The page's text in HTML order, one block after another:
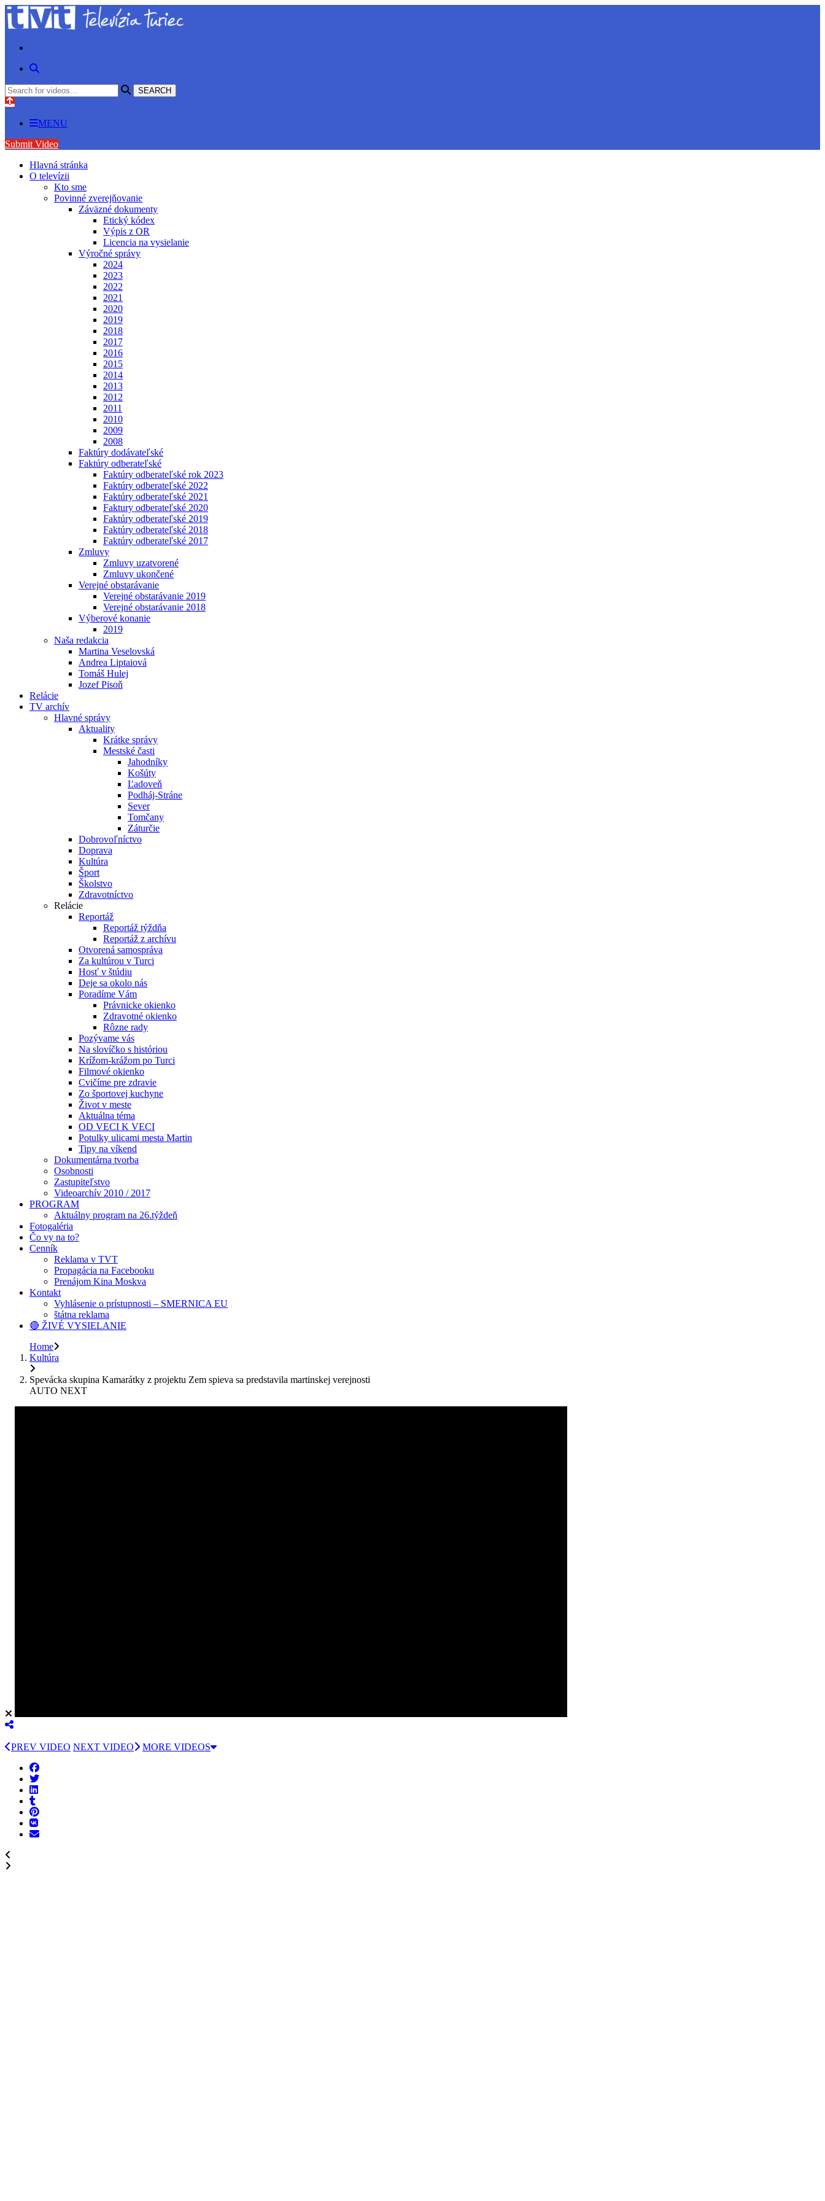
MENU
Submit Video
Hlavná stránka
O televízii
Kto sme
Povinné zverejňovanie
Záväzné dokumenty
Etický kódex
Výpis z OR
Licencia na vysielanie
Výročné správy
2024
2023
2022
2021
2020
2019
2018
2017
2016
2015
2014
2013
2012
2011
2010
2009
2008
Faktúry dodávateľské
Faktúry odberateľské
Faktúry odberateľské rok 2023
Faktúry odberateľské 2022
Faktúry odberateľské 2021
Faktury odberateľské 2020
Faktúry odberateľské 2019
Faktúry odberateľské 2018
Faktúry odberateľské 2017
Zmluvy
Zmluvy uzatvorené
Zmluvy ukončené
Verejné obstarávanie
Verejné obstarávanie 2019
Verejné obstarávanie 2018
Výberové konanie
2019
Naša redakcia
Martina Veselovská
Andrea Liptaiová
Tomáš Hulej
Jozef Pisoň
Relácie
TV archív
Hlavné správy
Aktuality
Krátke správy
Mestské časti
Jahodníky
Košúty
Ľadoveň
Podháj-Stráne
Sever
Tomčany
Záturčie
Dobrovoľníctvo
Doprava
Kultúra
Šport
Školstvo
Zdravotníctvo
Relácie
Reportáž
Reportáž týždňa
Reportáž z archívu
Otvorená samospráva
Za kultúrou v Turci
Hosť v štúdiu
Deje sa okolo nás
Poradíme Vám
Právnicke okienko
Zdravotné okienko
Rôzne rady
Pozývame vás
Na slovíčko s históriou
Krížom-krážom po Turci
Filmové okienko
Cvičíme pre zdravie
Zo športovej kuchyne
Život v meste
Aktuálna téma
OD VECI K VECI
Potulky ulicami mesta Martin
Tipy na víkend
Dokumentárna tvorba
Osobnosti
Zastupiteľstvo
Videoarchív 2010 / 2017
PROGRAM
Aktuálny program na 26.týždeň
Fotogaléria
Čo vy na to?
Cenník
Reklama v TVT
Propagácia na Facebooku
Prenájom Kina Moskva
Kontakt
Vyhlásenie o prístupnosti – SMERNICA EU
štátna reklama
🔴 ŽIVÉ VYSIELANIE
Home
Kultúra
Spevácka skupina Kamarátky z projektu Zem spieva sa predstavila martinskej verejnosti
AUTO NEXT
PREV VIDEO NEXT VIDEO MORE VIDEOS